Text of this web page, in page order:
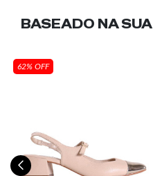
BASEADO NA SUA
62% OFF